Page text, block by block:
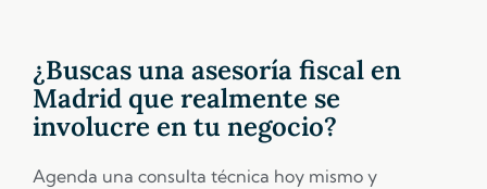
¿Buscas una asesoría fiscal en
Madrid que realmente se
involucre en tu negocio?
Agenda una consulta técnica hoy mismo y